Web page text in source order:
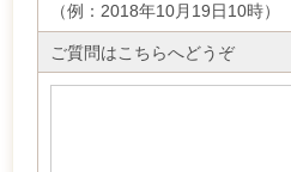
（例：2018年10月19日10時）
ご質問はこちらへどうぞ